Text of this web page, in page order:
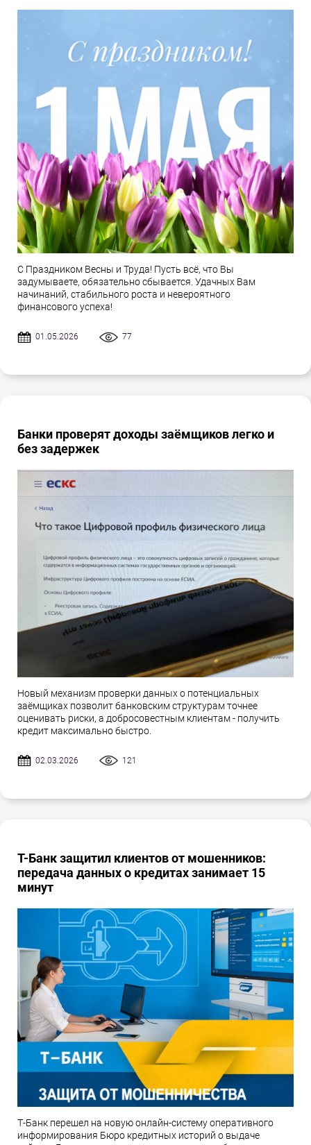
С Праздником Весны и Труда! Пусть всё, что Вы
задумываете, обязательно сбывается. Удачных Вам
начинаний, стабильного роста и невероятного
финансового успеха!
01.05.2026 77
Банки проверят доходы заёмщиков легко и
без задержек
Новый механизм проверки данных о потенциальных
заёмщиках позволит банковским структурам точнее
оценивать риски, а добросовестным клиентам - получить
кредит максимально быстро.
02.03.2026 121
Т-Банк защитил клиентов от мошенников:
передача данных о кредитах занимает 15
минут
Т-Банк перешел на новую онлайн-систему оперативного
информирования Бюро кредитных историй о выдаче